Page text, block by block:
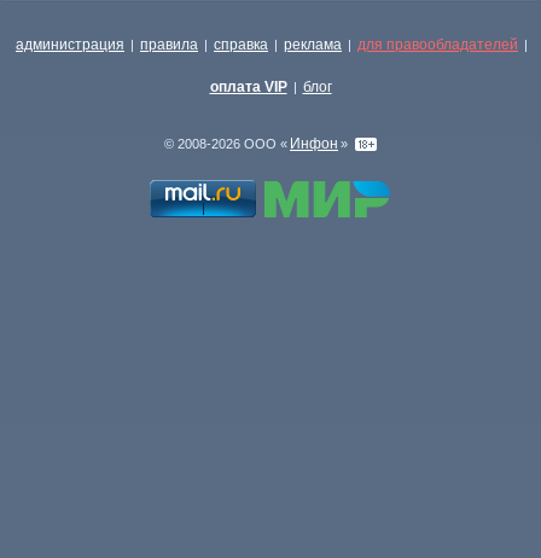
администрация | правила | справка | реклама | для правообладателей |
оплата VIP | блог
© 2008-2026 ООО « Инфон »